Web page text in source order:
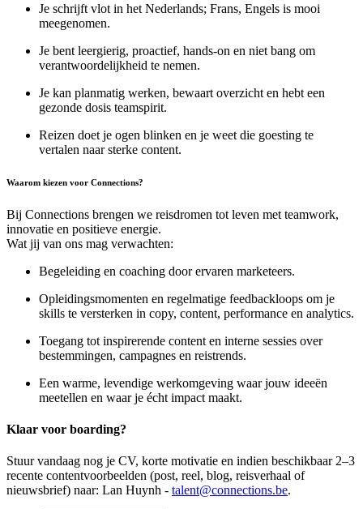
Je schrijft vlot in het Nederlands; Frans, Engels is mooi
meegenomen.
Je bent leergierig, proactief, hands-on en niet bang om
verantwoordelijkheid te nemen.
Je kan planmatig werken, bewaart overzicht en hebt een
gezonde dosis teamspirit.
Reizen doet je ogen blinken en je weet die goesting te
vertalen naar sterke content.
Waarom kiezen voor Connections?
Bij Connections brengen we reisdromen tot leven met teamwork,
innovatie en positieve energie.
Wat jij van ons mag verwachten:
Begeleiding en coaching door ervaren marketeers.
Opleidingsmomenten en regelmatige feedbackloops om je
skills te versterken in copy, content, performance en analytics.
Toegang tot inspirerende content en interne sessies over
bestemmingen, campagnes en reistrends.
Een warme, levendige werkomgeving waar jouw ideeën
meetellen en waar je écht impact maakt.
Klaar voor boarding?
Stuur vandaag nog je CV, korte motivatie en indien beschikbaar 2–3
recente contentvoorbeelden (post, reel, blog, reisverhaal of
nieuwsbrief) naar: Lan Huynh - talent@connections.be.